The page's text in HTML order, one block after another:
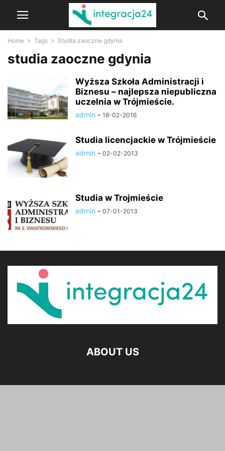
Home Tags Studia zaoczne gdynia
studia zaoczne gdynia
Wyższa Szkoła Administracji i
Biznesu – najlepsza niepubliczna
uczelnia w Trójmieście.
admin - 18-02-2016
Studia licencjackie w Trójmieście
admin - 02-02-2013
Studia w Trojmieście
admin - 07-01-2013
ABOUT US